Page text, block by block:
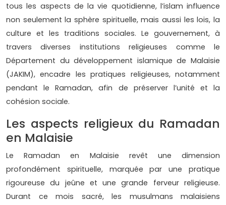
tous les aspects de la vie quotidienne, l’islam influence
non seulement la sphère spirituelle, mais aussi les lois, la
culture et les traditions sociales. Le gouvernement, à
travers diverses institutions religieuses comme le
Département du développement islamique de Malaisie
(JAKIM), encadre les pratiques religieuses, notamment
pendant le Ramadan, afin de préserver l’unité et la
cohésion sociale.
Les aspects religieux du Ramadan
en Malaisie
Le Ramadan en Malaisie revêt une dimension
profondément spirituelle, marquée par une pratique
rigoureuse du jeûne et une grande ferveur religieuse.
Durant ce mois sacré, les musulmans malaisiens